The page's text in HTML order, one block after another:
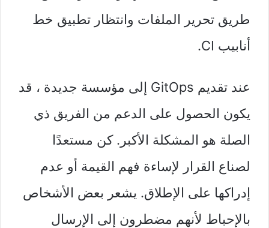
طريق تحرير الملفات وانتظار تطبيق خط
أنابيب CI.
عند تقديم GitOps إلى مؤسسة جديدة ، قد
يكون الحصول على الدعم من الفريق ذي
الصلة هو المشكلة الأكبر. كن مستعدًا
لصناع القرار لإساءة فهم القيمة أو عدم
إدراكها على الإطلاق. يشعر بعض الأشخاص
بالإحباط لأنهم مضطرون إلى الإرسال